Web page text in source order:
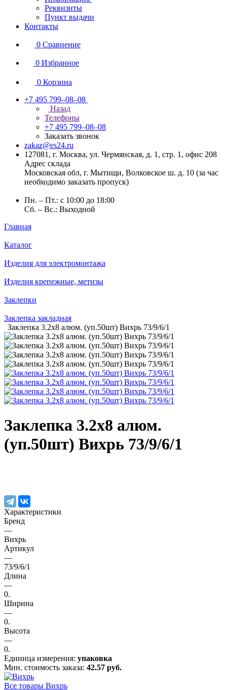
Реквизиты
Пункт выдачи
Контакты
0 Сравнение
0 Избранное
0 Корзина
+7 495 799–08–08
Назад
Телефоны
+7 495 799–08–08
Заказать звонок
zakaz@es24.ru
127081, г. Москва, ул. Чермянская, д. 1, стр. 1, офис 208
Адрес склада
Московская обл, г. Мытищи, Волковское ш. д. 10 (за час
необходимо заказать пропуск)
Пн. – Пт.: с 10:00 до 18:00
Сб. – Вс.: Выходной
Главная
Каталог
Изделия для электромонтажа
Изделия крепежные, метизы
Заклепки
Заклепка закладная
Заклепка 3.2х8 алюм. (уп.50шт) Вихрь 73/9/6/1
Заклепка 3.2х8 алюм.
(уп.50шт) Вихрь 73/9/6/1
Характеристики
Бренд
—
Вихрь
Артикул
—
73/9/6/1
Длина
—
0.
Ширина
—
0.
Высота
—
0.
Единица измерения: упаковка
Мин. стоимость заказа: 42.57 руб.
Все товары Вихрь